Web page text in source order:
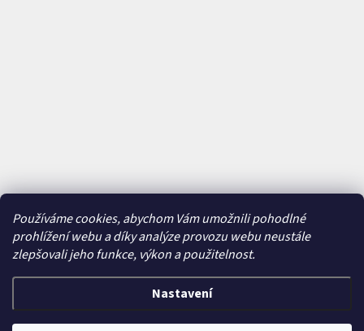
Používáme cookies, abychom Vám umožnili pohodlné
prohlížení webu a díky analýze provozu webu neustále
zlepšovali jeho funkce, výkon a použitelnost.
Nastavení
Vytvořil Shoptet